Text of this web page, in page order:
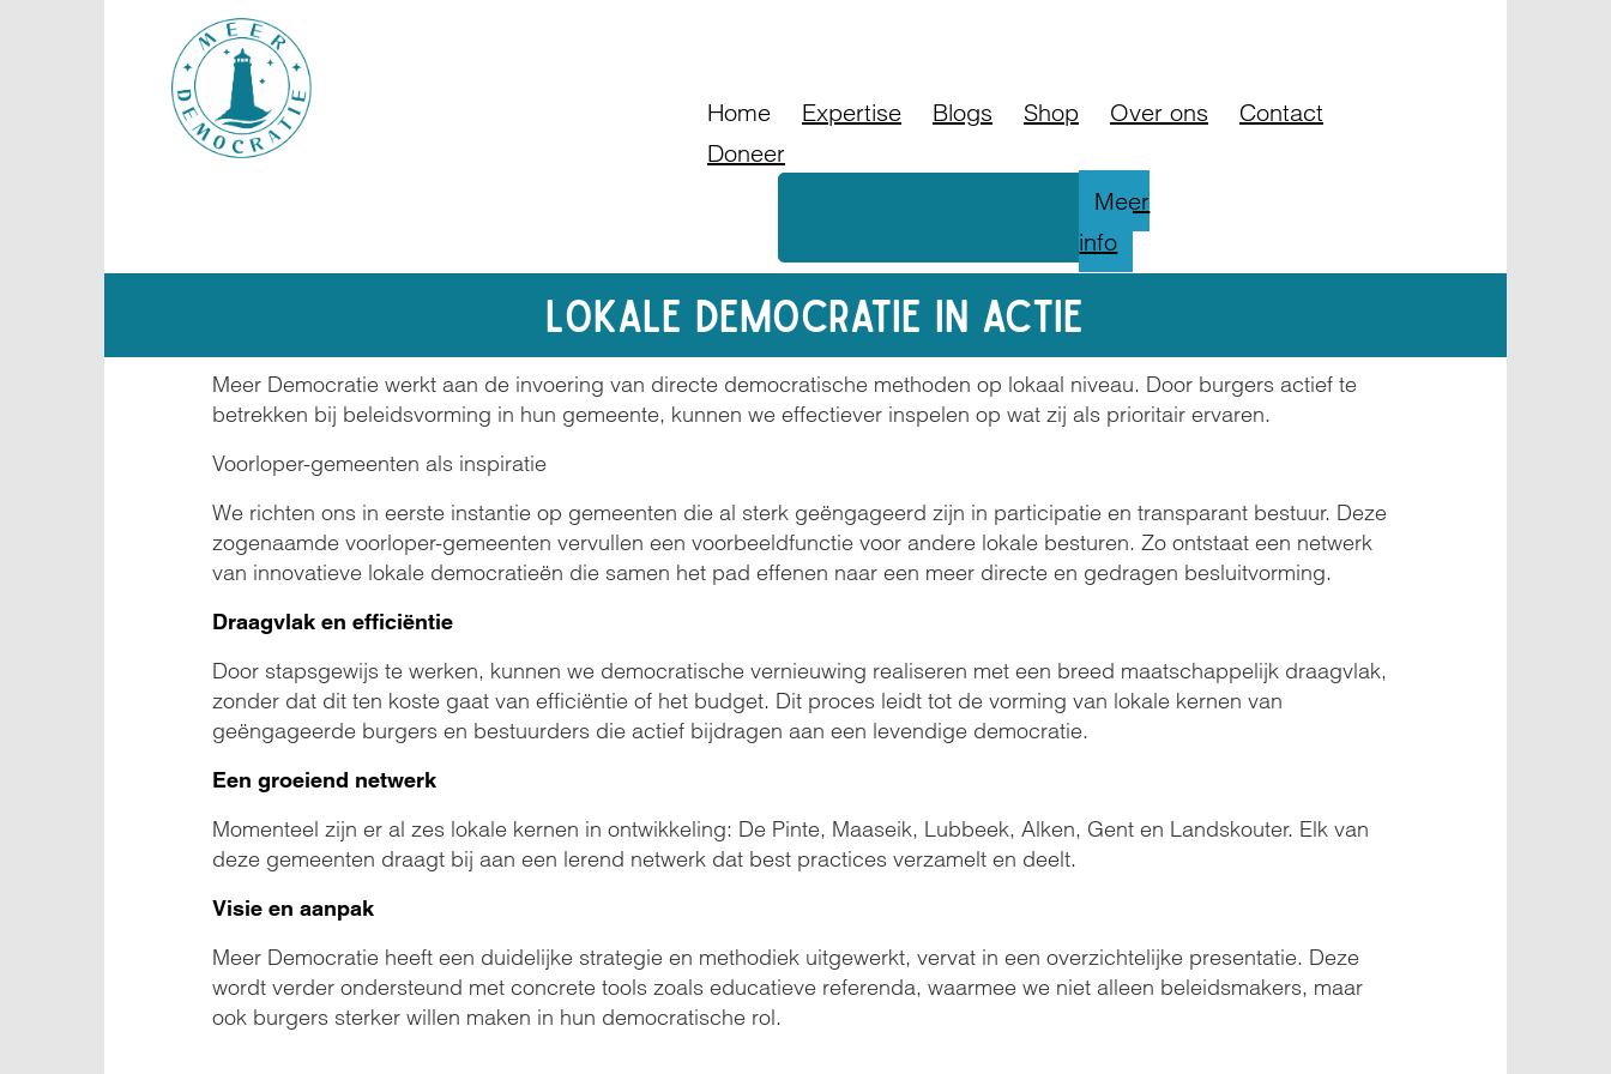
Home Expertise Blogs Shop Over ons
Contact
Doneer
Meer
info
Lokale democratie in actie
Meer Democratie werkt aan de invoering van directe democratische methoden op lokaal niveau. Door burgers actief te
betrekken bij beleidsvorming in hun gemeente, kunnen we effectiever inspelen op wat zij als prioritair ervaren.
Voorloper-gemeenten als inspiratie
We richten ons in eerste instantie op gemeenten die al sterk geëngageerd zijn in participatie en transparant bestuur. Deze
zogenaamde voorloper-gemeenten vervullen een voorbeeldfunctie voor andere lokale besturen. Zo ontstaat een netwerk
van innovatieve lokale democratieën die samen het pad effenen naar een meer directe en gedragen besluitvorming.
Draagvlak en efficiëntie
Door stapsgewijs te werken, kunnen we democratische vernieuwing realiseren met een breed maatschappelijk draagvlak,
zonder dat dit ten koste gaat van efficiëntie of het budget. Dit proces leidt tot de vorming van lokale kernen van
geëngageerde burgers en bestuurders die actief bijdragen aan een levendige democratie.
Een groeiend netwerk
Momenteel zijn er al zes lokale kernen in ontwikkeling: De Pinte, Maaseik, Lubbeek, Alken, Gent en Landskouter. Elk van
deze gemeenten draagt bij aan een lerend netwerk dat best practices verzamelt en deelt.
Visie en aanpak
Meer Democratie heeft een duidelijke strategie en methodiek uitgewerkt, vervat in een overzichtelijke presentatie. Deze
wordt verder ondersteund met concrete tools zoals educatieve referenda, waarmee we niet alleen beleidsmakers, maar
ook burgers sterker willen maken in hun democratische rol.